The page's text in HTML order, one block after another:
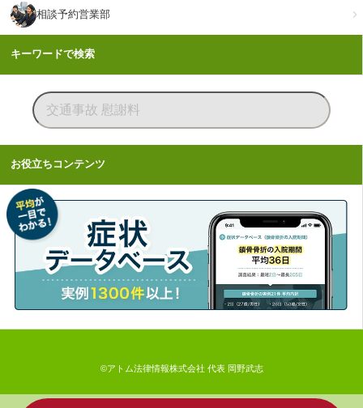
相談予約営業部
キーワードで検索
お役立ちコンテンツ
©アトム法律情報株式会社 代表 岡野武志